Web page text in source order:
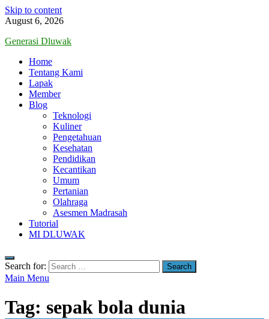
Skip to content
August 6, 2026
Generasi Dluwak
Home
Tentang Kami
Lapak
Member
Blog
Teknologi
Kuliner
Pengetahuan
Kesehatan
Pendidikan
Kecantikan
Umum
Pertanian
Olahraga
Asesmen Madrasah
Tutorial
MI DLUWAK
Search for:
Main Menu
Tag: sepak bola dunia